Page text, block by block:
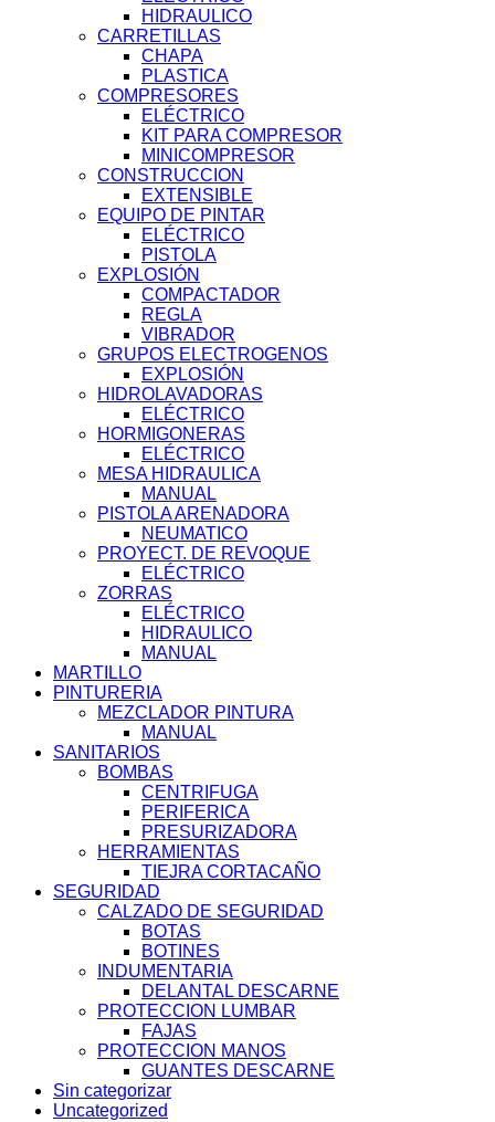
HIDRAULICO
CARRETILLAS
CHAPA
PLASTICA
COMPRESORES
ELÉCTRICO
KIT PARA COMPRESOR
MINICOMPRESOR
CONSTRUCCION
EXTENSIBLE
EQUIPO DE PINTAR
ELÉCTRICO
PISTOLA
EXPLOSIÓN
COMPACTADOR
REGLA
VIBRADOR
GRUPOS ELECTROGENOS
EXPLOSIÓN
HIDROLAVADORAS
ELÉCTRICO
HORMIGONERAS
ELÉCTRICO
MESA HIDRAULICA
MANUAL
PISTOLA ARENADORA
NEUMATICO
PROYECT. DE REVOQUE
ELÉCTRICO
ZORRAS
ELÉCTRICO
HIDRAULICO
MANUAL
MARTILLO
PINTURERIA
MEZCLADOR PINTURA
MANUAL
SANITARIOS
BOMBAS
CENTRIFUGA
PERIFERICA
PRESURIZADORA
HERRAMIENTAS
TIEJRA CORTACAÑO
SEGURIDAD
CALZADO DE SEGURIDAD
BOTAS
BOTINES
INDUMENTARIA
DELANTAL DESCARNE
PROTECCION LUMBAR
FAJAS
PROTECCION MANOS
GUANTES DESCARNE
Sin categorizar
Uncategorized